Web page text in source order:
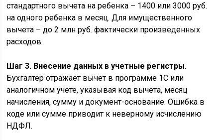
стандартного вычета на ребенка – 1400 или 3000 руб.
на одного ребенка в месяц. Для имущественного
вычета – до 2 млн руб. фактически произведенных
расходов.
Шаг 3. Внесение данных в учетные регистры.
Бухгалтер отражает вычет в программе 1С или
аналогичном учете, указывая код вычета, месяц
начисления, сумму и документ-основание. Ошибка в
коде или сумме приводит к неверному исчислению
НДФЛ.